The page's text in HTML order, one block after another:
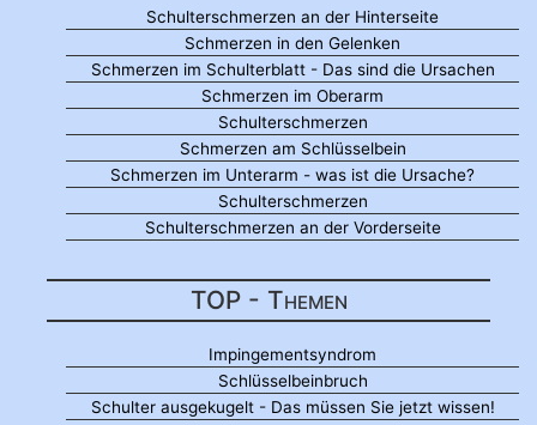
Schulterschmerzen an der Hinterseite
Schmerzen in den Gelenken
Schmerzen im Schulterblatt - Das sind die Ursachen
Schmerzen im Oberarm
Schulterschmerzen
Schmerzen am Schlüsselbein
Schmerzen im Unterarm - was ist die Ursache?
Schulterschmerzen
Schulterschmerzen an der Vorderseite
TOP - Themen
Impingementsyndrom
Schlüsselbeinbruch
Schulter ausgekugelt - Das müssen Sie jetzt wissen!